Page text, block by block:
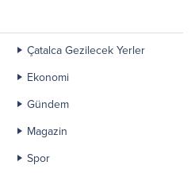
Çatalca Gezilecek Yerler
Ekonomi
Gündem
Magazin
Spor